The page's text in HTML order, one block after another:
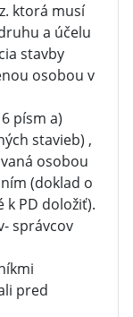
ktorá musí
a účelu
stavby
osobou v
písm a)
stavieb) ,
osobou
(doklad o
PD doložiť).
správcov
pred